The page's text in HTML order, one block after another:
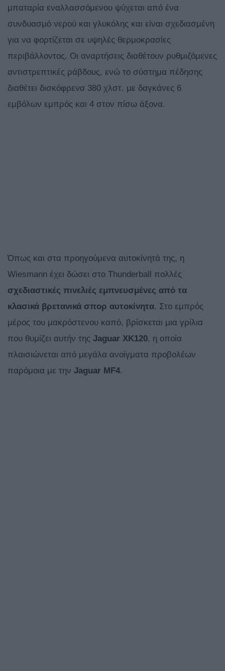
μπαταρία εναλλασσόμενου ψύχεται από ένα
συνδυασμό νερού και γλυκόλης και είναι σχεδιασμένη
για να φορτίζεται σε υψηλές θερμοκρασίες
περιβάλλοντος. Οι αναρτήσεις διαθέτουν ρυθμιζόμενες
αντιστρεπτικές ράβδους, ενώ το σύστημα πέδησης
διαθέτει δισκόφρενα 380 χλστ. με δαγκάνες 6
εμβόλων εμπρός και 4 στον πίσω άξονα.
Όπως και στα προηγούμενα αυτοκίνητά της, η
Wiesmann έχει δώσει στο Thunderball πολλές
σχεδιαστικές πινελιές εμπνευσμένες από τα
κλασικά βρετανικά σπορ αυτοκίνητα. Στο εμπρός
μέρος του μακρόστενου καπό, βρίσκεται μια γρίλια
που θυμίζει αυτήν της Jaguar XK120, η οποία
πλαισιώνεται από μεγάλα ανοίγματα προβολέων
παρόμοια με την Jaguar MF4.